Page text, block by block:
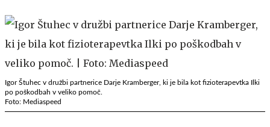
Igor Štuhec v družbi partnerice Darje Kramberger, ki je bila kot fizioterapevtka Ilki
po poškodbah v veliko pomoč.
Foto: Mediaspeed